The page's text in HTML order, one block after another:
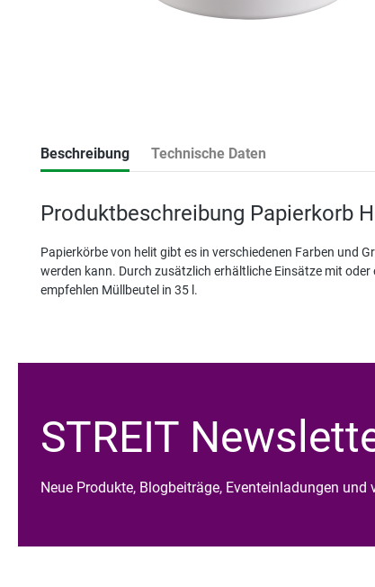
Beschreibung Technische Daten
Produktbeschreibung Papierkorb
Papierkörbe von helit gibt es in verschiedenen Farben und
werden kann. Durch zusätzlich erhältliche Einsätze mit
empfehlen Müllbeutel in 35 l.
STREIT
Neue Produkte, Blogbeiträge, Eventeinladungen und